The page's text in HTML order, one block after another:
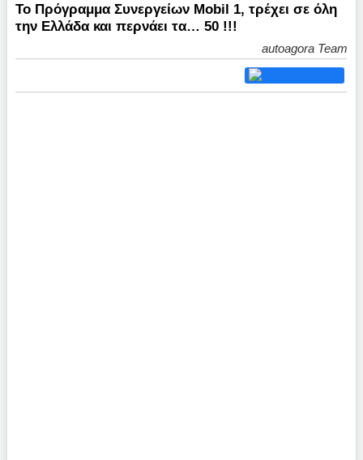
Το Πρόγραμμα Συνεργείων Mobil 1, τρέχει σε όλη
την Ελλάδα και περνάει τα… 50 !!!
autoagora Team